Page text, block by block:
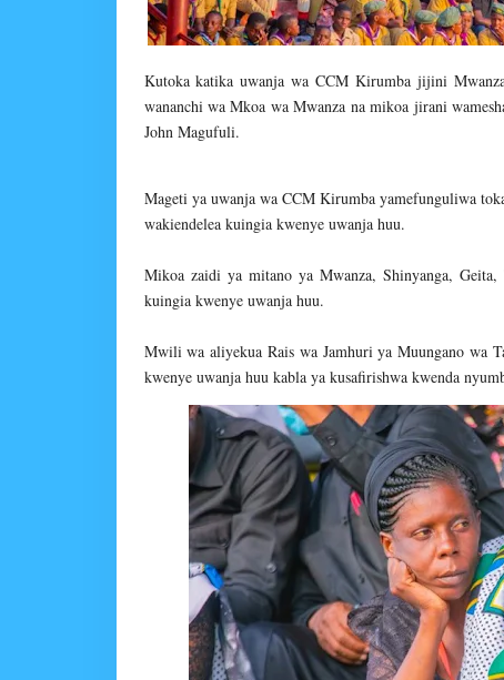
Kutoka katika uwanja wa CCM Kirumba jijini
wananchi wa Mkoa wa Mwanza na mikoa jirani
John Magufuli.
Mageti ya uwanja wa CCM Kirumba yamefunguliwa
wakiendelea kuingia kwenye uwanja huu.
Mikoa zaidi ya mitano ya Mwanza, Shinyanga,
kuingia kwenye uwanja huu.
Mwili wa aliyekua Rais wa Jamhuri ya Muungano wa
kwenye uwanja huu kabla ya kusafirishwa kwenda